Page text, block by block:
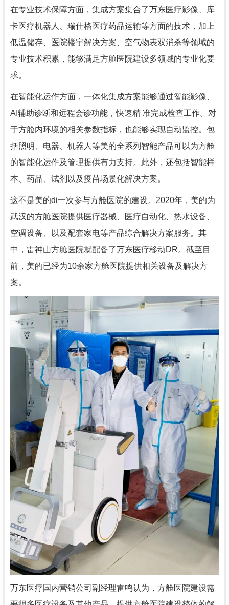
在专业技术保障方面，集成方案集合了万东医疗影像、库
卡医疗机器人、瑞仕格医疗药品运输等方面的技术，加上
低温储存、医院楼宇解决方案、空气物表双消杀等领域的
专业技术积累，能够满足方舱医院建设多领域的专业化要
求。
在智能化运作方面，一体化集成方案能够通过智能影像、
AI辅助诊断和远程会诊功能，快速精 准完成检查工作。对
于方舱内环境的相关参数指标，也能够实现自动监控。包
括照明、电器、机器人等美的全系列智能产品可以为方舱
的智能化运作及管理提供有力支持。此外，还包括智能样
本、药品、试剂以及疫苗场景化解决方案。
这不是美的di一次参与方舱医院的建设。2020年，美的为
武汉的方舱医院提供医疗器械、医疗自动化、热水设备、
空调设备、以及配套家电等产品综合解决方案服务。其
中，雷神山方舱医院就配备了万东医疗移动DR。截至目
前，美的已经为10余家方舱医院提供相关设备及解决方
案。
万东医疗国内营销公司副经理雷鸣认为，方舱医院建设需